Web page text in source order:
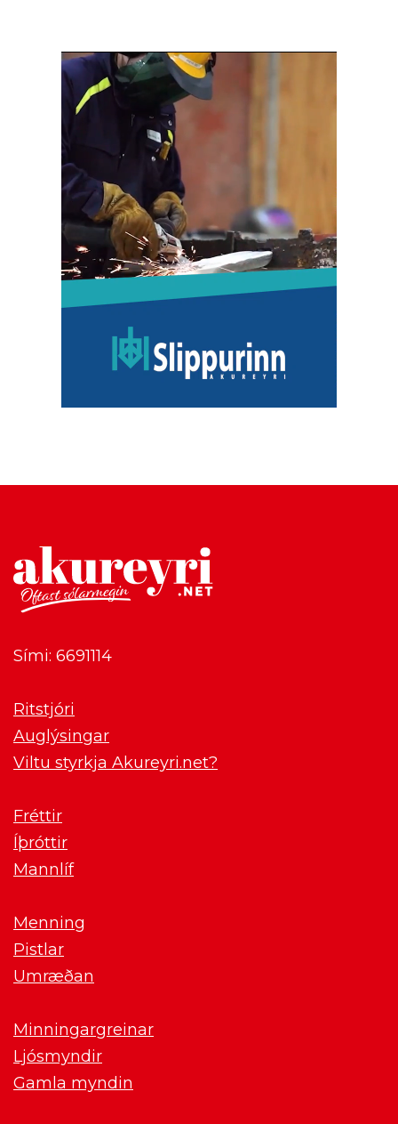
Sími: 6691114
Ritstjóri
Auglýsingar
Viltu styrkja Akureyri.net?
Fréttir
Íþróttir
Mannlíf
Menning
Pistlar
Umræðan
Minningargreinar
Ljósmyndir
Gamla myndin